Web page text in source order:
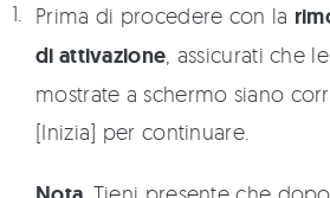
Prima di procedere con la
di attivazione , assicurati che
mostrate a schermo siano
[Inizia] per continuare.